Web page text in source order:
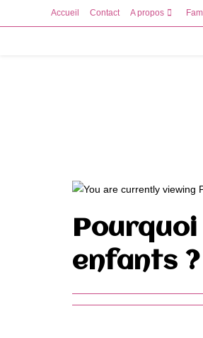
to
Accueil Contact A propos
Pourquoi
enfants ?